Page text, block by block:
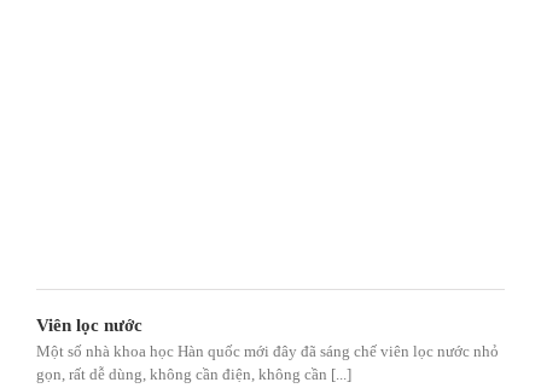
Viên lọc nước
Một số nhà khoa học Hàn quốc mới đây đã sáng chế viên lọc nước nhỏ
gọn, rất dễ dùng, không cần điện, không cần [...]